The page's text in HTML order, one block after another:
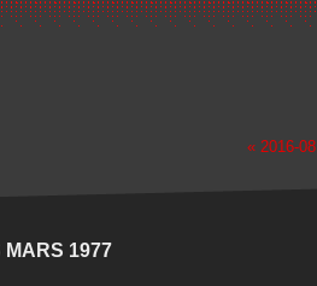
« 2016-08
MARS 1977